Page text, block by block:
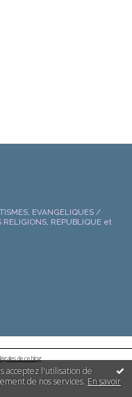
acceptez l'utilisation de
de nos services. En savoir
EVANGELIQUES /
RELIGIONS, REPUBLIQUE et
de ce blog